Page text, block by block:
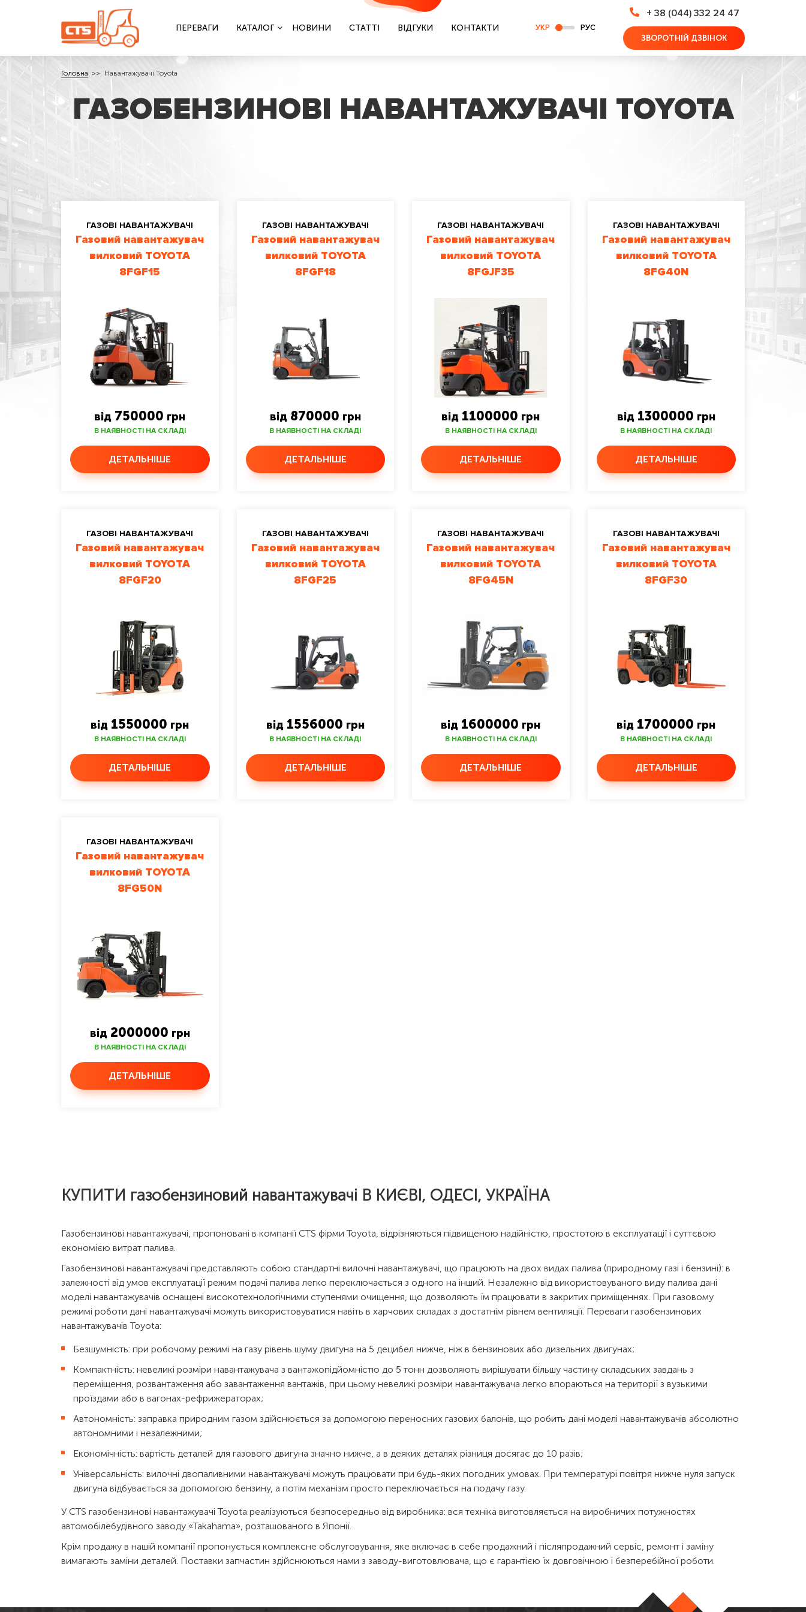
ПЕРЕВАГИ КАТАЛОГ НОВИНИ СТАТТІ ВІДГУКИ КОНТАКТИ УКР РУС
+ 38 (044) 332 24 47
ЗВОРОТНІЙ ДЗВІНОК
Головна Навантажувачі Toyota
ГАЗОБЕНЗИНОВІ НАВАНТАЖУВАЧІ TOYOTA
ГАЗОВІ НАВАНТАЖУВАЧІ
Газовий навантажувач
вилковий TOYOTA
8FGF15
від 750000 грн
В НАЯВНОСТІ НА СКЛАДІ
ДЕТАЛЬНІШЕ
ГАЗОВІ НАВАНТАЖУВАЧІ
Газовий навантажувач
вилковий TOYOTA
8FGF18
від 870000 грн
В НАЯВНОСТІ НА СКЛАДІ
ДЕТАЛЬНІШЕ
ГАЗОВІ НАВАНТАЖУВАЧІ
Газовий навантажувач
вилковий TOYOTA
8FGJF35
від1100000 грн
В НАЯВНОСТІ НА СКЛАДІ
ДЕТАЛЬНІШЕ
ГАЗОВІ НАВАНТАЖУВАЧІ
Газовий навантажувач
вилковий TOYOTA
8FG40N
від 1300000 грн
В НАЯВНОСТІ НА СКЛАДІ
ДЕТАЛЬНІШЕ
ГАЗОВІ НАВАНТАЖУВАЧІ
Газовий навантажувач
вилковий TOYOTA
8FGF20
від1550000 грн
В НАЯВНОСТІ НА СКЛАДІ
ДЕТАЛЬНІШЕ
ГАЗОВІ НАВАНТАЖУВАЧІ
Газовий навантажувач
вилковий TOYOTA
8FGF25
від 1556000 грн
В НАЯВНОСТІ НА СКЛАДІ
ДЕТАЛЬНІШЕ
ГАЗОВІ НАВАНТАЖУВАЧІ
Газовий навантажувач
вилковий TOYOTA
8FG45N
від1600000 грн
В НАЯВНОСТІ НА СКЛАДІ
ДЕТАЛЬНІШЕ
ГАЗОВІ НАВАНТАЖУВАЧІ
Газовий навантажувач
вилковий TOYOTA
8FGF30
від1700000 грн
В НАЯВНОСТІ НА СКЛАДІ
ДЕТАЛЬНІШЕ
ГАЗОВІ НАВАНТАЖУВАЧІ
Газовий навантажувач
вилковий TOYOTA
8FG50N
від 2000000 грн
В НАЯВНОСТІ НА СКЛАДІ
ДЕТАЛЬНІШЕ
КУПИТИ газобензиновий навантажувачі В КИЄВІ, ОДЕСІ, УКРАЇНА
Газобензинові навантажувачі, пропоновані в компанії CTS фірми Toyota, відрізняються підвищеною надійністю, простотою в експлуатації і суттєвою
економією витрат палива.
Газобензинові навантажувачі представляють собою стандартні вилочні навантажувачі, що працюють на двох видах палива (природному газі і бензині): в
залежності від умов експлуатації режим подачі палива легко переключається з одного на інший. Незалежно від використовуваного виду палива дані
моделі навантажувачів оснащені високотехнологічними ступенями очищення, що дозволяють їм працювати в закритих приміщеннях. При газовому
режимі роботи дані навантажувачі можуть використовуватися навіть в харчових складах з достатнім рівнем вентиляції. Переваги газобензинових
навантажувачів Toyota:
Безшумність: при робочому режимі на газу рівень шуму двигуна на 5 децибел нижче, ніж в бензинових або дизельних двигунах;
Компактність: невеликі розміри навантажувача з вантажопідйомністю до 5 тонн дозволяють вирішувати більшу частину складських завдань з
переміщення, розвантаження або завантаження вантажів, при цьому невеликі розміри навантажувача легко впораються на території з вузькими
проїздами або в вагонах-рефрижераторах;
Автономність: заправка природним газом здійснюється за допомогою переносних газових балонів, що робить дані моделі навантажувачів абсолютно
автономними і незалежними;
Економічність: вартість деталей для газового двигуна значно нижче, а в деяких деталях різниця досягає до 10 разів;
Універсальність: вилочні двопаливними навантажувачі можуть працювати при будь-яких погодних умовах. При температурі повітря нижче нуля запуск
двигуна відбувається за допомогою бензину, а потім механізм просто переключається на подачу газу.
У CTS газобензинові навантажувачі Toyota реалізуються безпосередньо від виробника: вся техніка виготовляється на виробничих потужностях
автомобілебудівного заводу «Takahama», розташованого в Японії.
Крім продажу в нашій компанії пропонується комплексне обслуговування, яке включає в себе продажний і післяпродажний сервіс, ремонт і заміну
вимагають заміни деталей. Поставки запчастин здійснюються нами з заводу-виготовлювача, що є гарантією їх довговічною і безперебійної роботи.